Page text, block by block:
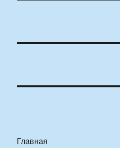
Главная